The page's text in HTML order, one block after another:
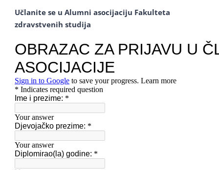
Učlanite se u Alumni asocijaciju Fakulteta
zdravstvenih studija